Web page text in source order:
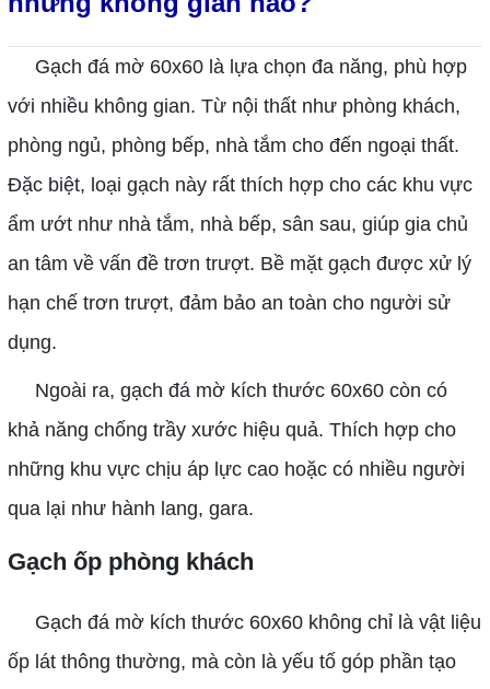
Gạch đá mờ 60x60 là lựa chọn đa năng, phù hợp
với nhiều không gian. Từ nội thất như phòng khách,
phòng ngủ, phòng bếp, nhà tắm cho đến ngoại thất.
Đặc biệt, loại gạch này rất thích hợp cho các khu vực
ẩm ướt như nhà tắm, nhà bếp, sân sau, giúp gia chủ
an tâm về vấn đề trơn trượt. Bề mặt gạch được xử lý
hạn chế trơn trượt, đảm bảo an toàn cho người sử
dụng.
Ngoài ra, gạch đá mờ kích thước 60x60 còn có
khả năng chống trầy xước hiệu quả. Thích hợp cho
những khu vực chịu áp lực cao hoặc có nhiều người
qua lại như hành lang, gara.
Gạch ốp phòng khách
Gạch đá mờ kích thước 60x60 không chỉ là vật liệu
ốp lát thông thường, mà còn là yếu tố góp phần tạo